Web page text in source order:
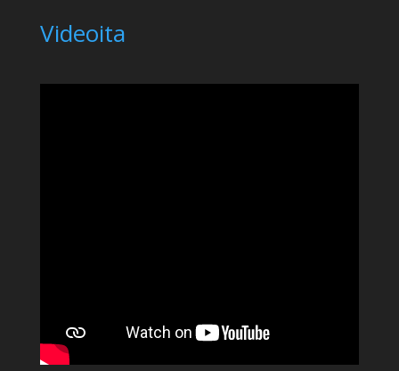
Videoita